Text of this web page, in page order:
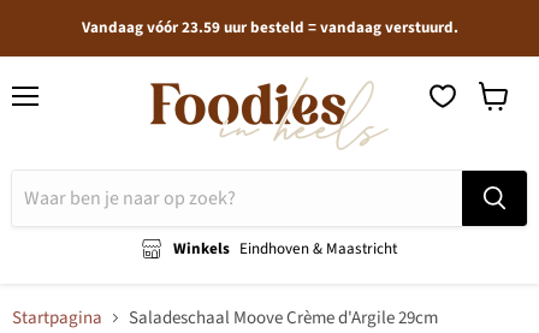
Vandaag vóór 23.59 uur besteld = vandaag verstuurd.
Winkels Eindhoven & Maastricht
Startpagina Saladeschaal Moove Crème d'Argile 29cm